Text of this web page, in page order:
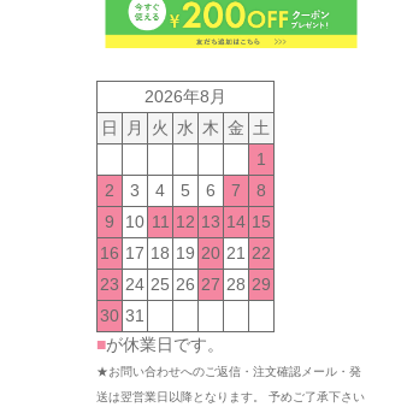
2026年8月
日
月 火 水 木 金 土
1
2
3 4 5 6 7
8
9
10 11 12 13 14 15
16 17 18 19 20 21 22
23 24 25 26 27 28 29
30 31
■が休業日です。
★お問い合わせへのご返信・注文確認メール・発
送は翌営業日以降となります。 予めご了承下さい